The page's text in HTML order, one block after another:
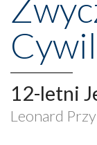
12-letni
Leonard